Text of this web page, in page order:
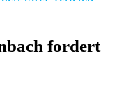
fordert